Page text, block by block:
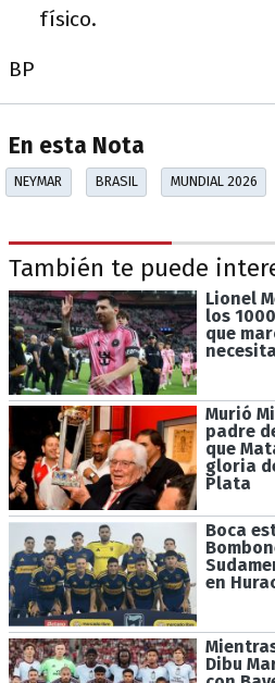
físico.
BP
En esta Nota
NEYMAR BRASIL MUNDIAL 2026
También te puede
Lionel
los
que
Murió
padre
que
gloria
Plata
Boca
en
Dibu